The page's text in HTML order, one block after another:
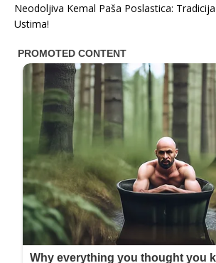
Neodoljiva Kemal Paša Poslastica:
Ustima!